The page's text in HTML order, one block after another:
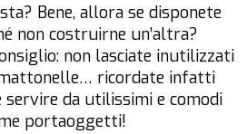
Bene, allora se disponete
non costruirne un’altra?
non lasciate inutilizzati
ricordate infatti
servire da utilissimi e comodi
portaoggetti!